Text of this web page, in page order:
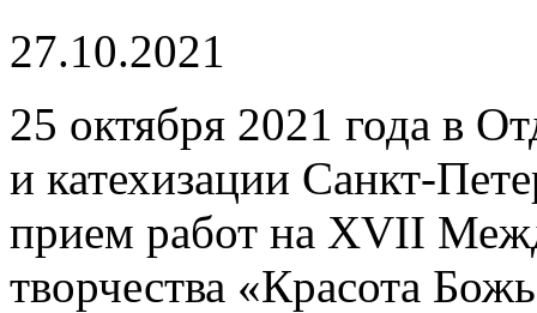
27.10.2021
25 октября 2021 года в
и катехизации Санкт-
прием работ на XVII
творчества «Красота